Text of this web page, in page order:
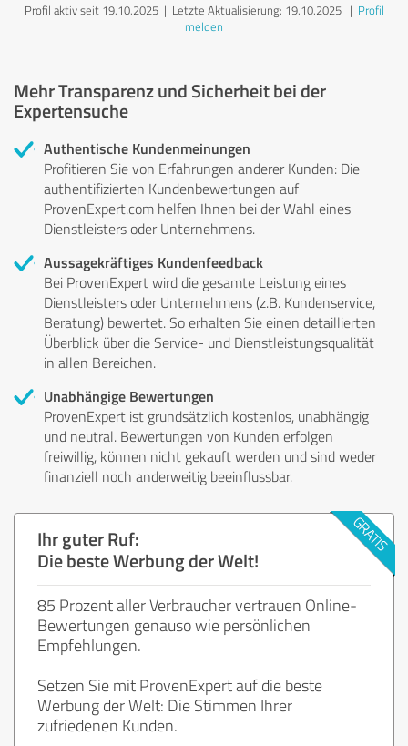
Profil aktiv seit 19.10.2025 | Letzte Aktualisierung: 19.10.2025| Profil
melden
Mehr Transparenz und Sicherheit bei der
Expertensuche
Authentische Kundenmeinungen
Profitieren Sie von Erfahrungen anderer Kunden: Die
authentifizierten Kundenbewertungen auf
ProvenExpert.com helfen Ihnen bei der Wahl eines
Dienstleisters oder Unternehmens.
Aussagekräftiges Kundenfeedback
Bei ProvenExpert wird die gesamte Leistung eines
Dienstleisters oder Unternehmens (z.B. Kundenservice,
Beratung) bewertet. So erhalten Sie einen detaillierten
Überblick über die Service- und Dienstleistungsqualität
in allen Bereichen.
Unabhängige Bewertungen
ProvenExpert ist grundsätzlich kostenlos, unabhängig
und neutral. Bewertungen von Kunden erfolgen
freiwillig, können nicht gekauft werden und sind weder
finanziell noch anderweitig beeinflussbar.
Ihr guter Ruf:
Die beste Werbung der Welt!
85 Prozent aller Verbraucher vertrauen Online-
Bewertungen genauso wie persönlichen
Empfehlungen.
Setzen Sie mit ProvenExpert auf die beste
Werbung der Welt: Die Stimmen Ihrer
zufriedenen Kunden.